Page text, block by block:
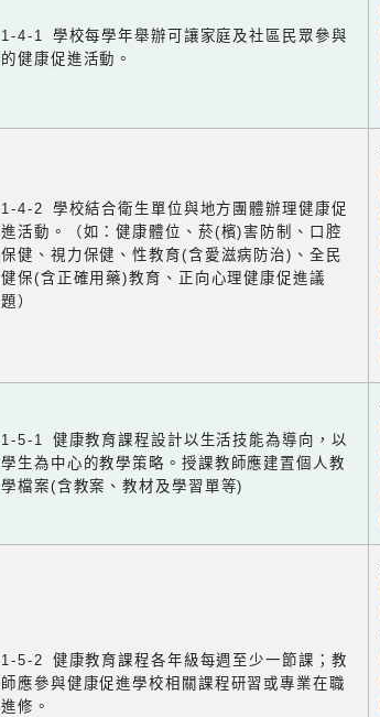
1-4-1 學校每學年舉辦可讓家庭及社區民眾參與
的健康促進活動。
1-4-2 學校結合衛生單位與地方團體辦理健康促
進活動。（如：健康體位、菸(檳)害防制、口腔
保健、視力保健、性教育(含愛滋病防治)、全民
健保(含正確用藥)教育、正向心理健康促進議
題）
1-5-1 健康教育課程設計以生活技能為導向，以
學生為中心的教學策略。授課教師應建置個人教
學檔案(含教案、教材及學習單等)
1-5-2 健康教育課程各年級每週至少一節課；教
師應參與健康促進學校相關課程研習或專業在職
進修。